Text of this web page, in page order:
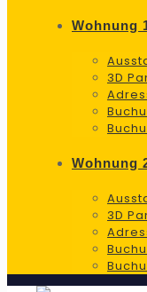
Wohnung
3D
Wohnung
3D